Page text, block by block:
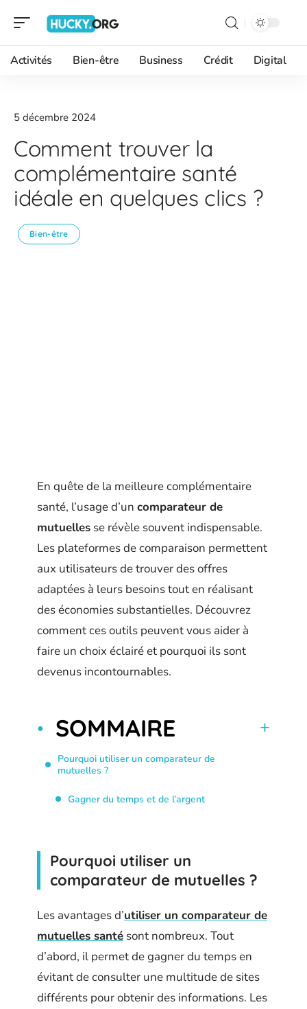
Activités Bien-être Business Crédit Digital
5 décembre 2024
Comment trouver la
complémentaire santé
idéale en quelques clics ?
Bien-être
En quête de la meilleure complémentaire
santé, l’usage d’un comparateur de
mutuelles se révèle souvent indispensable.
Les plateformes de comparaison permettent
aux utilisateurs de trouver des offres
adaptées à leurs besoins tout en réalisant
des économies substantielles. Découvrez
comment ces outils peuvent vous aider à
faire un choix éclairé et pourquoi ils sont
devenus incontournables.
SOMMAIRE
Pourquoi utiliser un comparateur de
mutuelles ?
Gagner du temps et de l’argent
Pourquoi utiliser un
comparateur de mutuelles ?
Les avantages d’utiliser un comparateur de
mutuelles santé sont nombreux. Tout
d’abord, il permet de gagner du temps en
évitant de consulter une multitude de sites
différents pour obtenir des informations. Les